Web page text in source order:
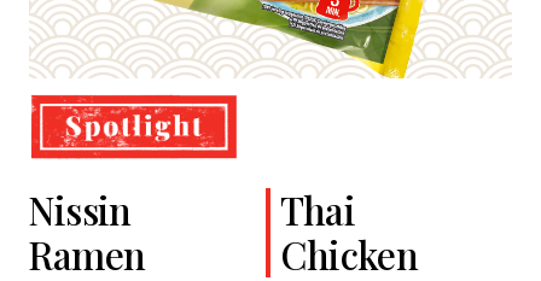
Cup Noodles
Soba
Classic
Nissin
Ramen
Thai
Chicken